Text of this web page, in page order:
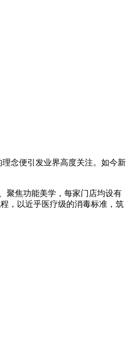
念便引发业界高度关注。如今新
聚焦功能美学，每家门店均设有
，以近乎医疗级的消毒标准，筑